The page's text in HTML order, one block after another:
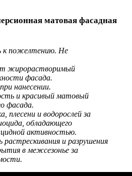
матовая фасадная
к пожелтению. Не
жирорастворимый
фасада.
нанесении.
и красивый матовый
фасада.
плесени и водорослей за
обладающего
активностью.
и разрушения
в межсезонье за